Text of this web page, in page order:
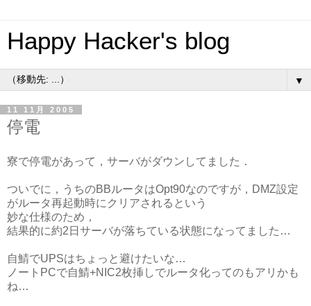
Happy Hacker's blog
▼
11 11月 2005
停電
寮で停電があって，サーバがダウンしてました．
ついでに，うちのBBルータはOpt90なのですが，DMZ設定
がルータ再起動時にクリアされるという
妙な仕様のため，
結果的に約2日サーバが落ちている状態になってました…
自鯖でUPSはちょっと避けたいな…
ノートPCで自鯖+NIC2枚挿しでルータ化ってのもアリかも
ね…